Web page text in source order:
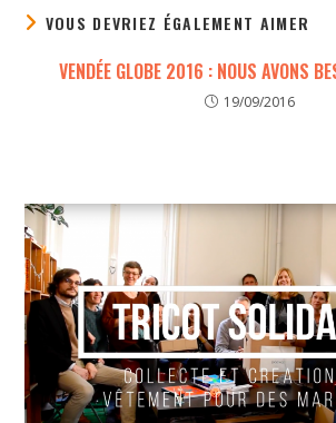
VOUS DEVRIEZ ÉGALEMENT AIMER
VENDÉE GLOBE 2016 : NOUS AVONS
19/09/2016